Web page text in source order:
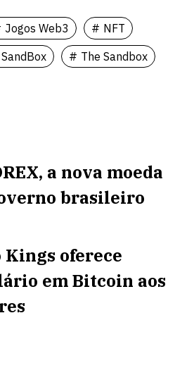
Jogos Web3
NFT
SandBox
The Sandbox
a nova moeda
brasileiro
Kings oferece
em Bitcoin aos